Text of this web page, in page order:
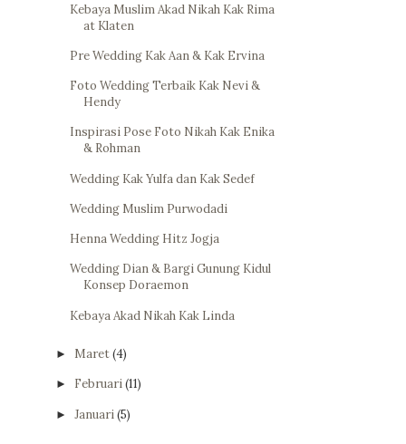
Kebaya Muslim Akad Nikah Kak Rima
at Klaten
Pre Wedding Kak Aan & Kak Ervina
Foto Wedding Terbaik Kak Nevi &
Hendy
Inspirasi Pose Foto Nikah Kak Enika
& Rohman
Wedding Kak Yulfa dan Kak Sedef
Wedding Muslim Purwodadi
Henna Wedding Hitz Jogja
Wedding Dian & Bargi Gunung Kidul
Konsep Doraemon
Kebaya Akad Nikah Kak Linda
► Maret(4)
► Februari(11)
► Januari(5)